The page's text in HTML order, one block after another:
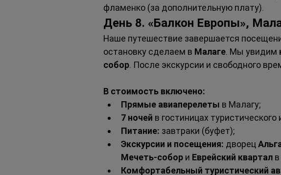
фламенко (за дополнительную плату).
День 8. «Балкон Европы»,
Наше путешествие завершается
остановку сделаем в Малаге. Мы увидим
собор. После экскурсии и свободного
В стоимость включено:
Прямые авиаперелеты в Малагу;
7 ночей в гостиницах
Питание: завтраки (буфет);
Экскурсии и посещения: дворец
Мечеть-собор и Еврейский квартал
Комфортабельный туристический